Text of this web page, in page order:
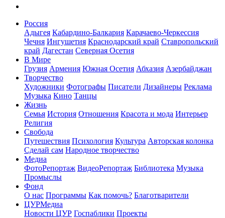
Россия
Адыгея Кабардино-Балкария Карачаево-Черкессия
Чечня Ингушетия Краснодарский край Ставропольский
край Дагестан Северная Осетия
В Мире
Грузия Армения Южная Осетия Абхазия Азербайджан
Творчество
Художники Фотографы Писатели Дизайнеры Реклама
Музыка Кино Танцы
Жизнь
Семья История Отношения Красота и мода Интерьер
Религия
Свобода
Путешествия Психология Культура Авторская колонка
Сделай сам Народное творчество
Медиа
ФотоРепортаж ВидеоРепортаж Библиотека Музыка
Промыслы
Фонд
О нас Программы Как помочь? Благотварители
ЦУРМедиа
Новости ЦУР Госпаблики Проекты